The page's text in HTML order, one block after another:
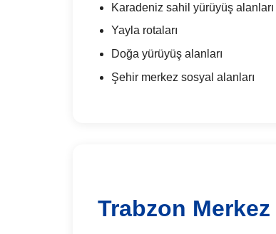
Karadeniz sahil yürüyüş alanları
Yayla rotaları
Doğa yürüyüş alanları
Şehir merkez sosyal alanları
Trabzon